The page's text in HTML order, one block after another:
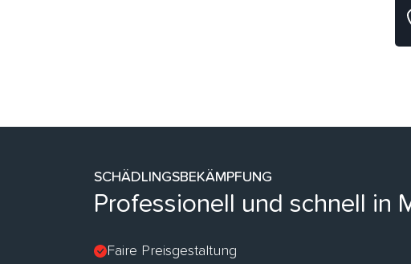
SCHÄDLINGSBEKÄMPFUNG
Professionell und schnell in
Faire Preisgestaltung